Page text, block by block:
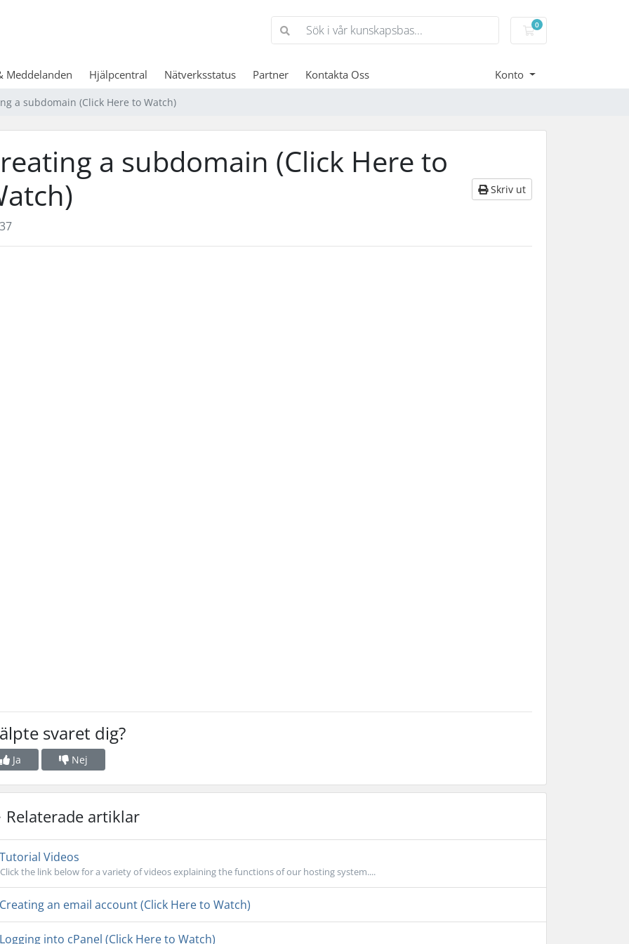
0
Kundvagn
Meddelanden Hjälpcentral Nätverksstatus Partner Kontakta Oss Konto
a subdomain (Click Here to Watch)
a subdomain (Click Here to
Skriv ut
37
svaret dig?
Ja Nej
Relaterade artiklar
Videos
Click the link below for a variety of videos explaining the functions of our hosting system....
an email account (Click Here to Watch)
into cPanel (Click Here to Watch)